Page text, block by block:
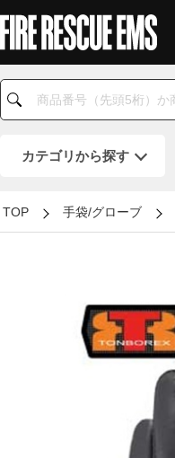
カテゴリから探す
TOP 手袋/グローブ